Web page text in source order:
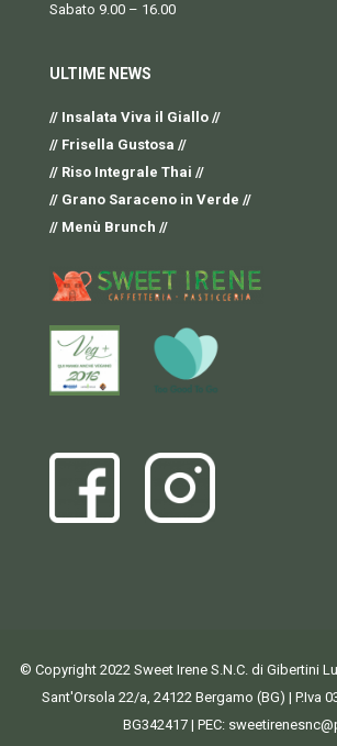
Sabato 9.00 – 16.00
ULTIME NEWS
// Insalata Viva il Giallo //
// Frisella Gustosa //
// Riso Integrale Thai //
// Grano Saraceno in Verde //
// Menù Brunch //
© Copyright 2022 Sweet Irene S.N.C. di Gibertini
Sant'Orsola 22/a, 24122 Bergamo (BG) | P.Iva
BG342417 | PEC: